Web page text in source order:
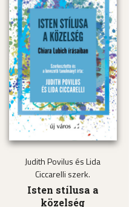
Judith Povilus és Lida
Ciccarelli szerk.
Isten stílusa a
közelség